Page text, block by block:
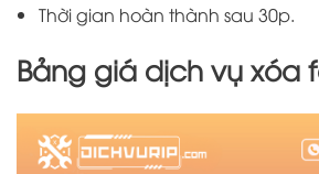
Thời gian hoàn thành sau 30p.
Bảng giá dịch vụ xóa